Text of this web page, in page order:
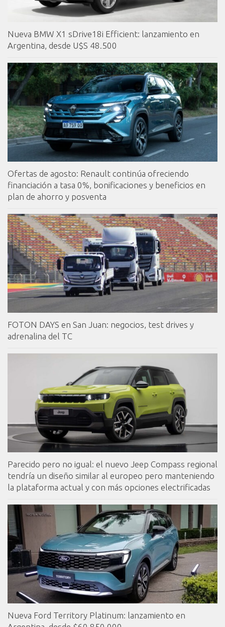
Nueva BMW X1 sDrive18i Efficient: lanzamiento en
Argentina, desde U$S 48.500
Ofertas de agosto: Renault continúa ofreciendo
financiación a tasa 0%, bonificaciones y beneficios en
plan de ahorro y posventa
FOTON DAYS en San Juan: negocios, test drives y
adrenalina del TC
Parecido pero no igual: el nuevo Jeep Compass regional
tendría un diseño similar al europeo pero manteniendo
la plataforma actual y con más opciones electrificadas
Nueva Ford Territory Platinum: lanzamiento en